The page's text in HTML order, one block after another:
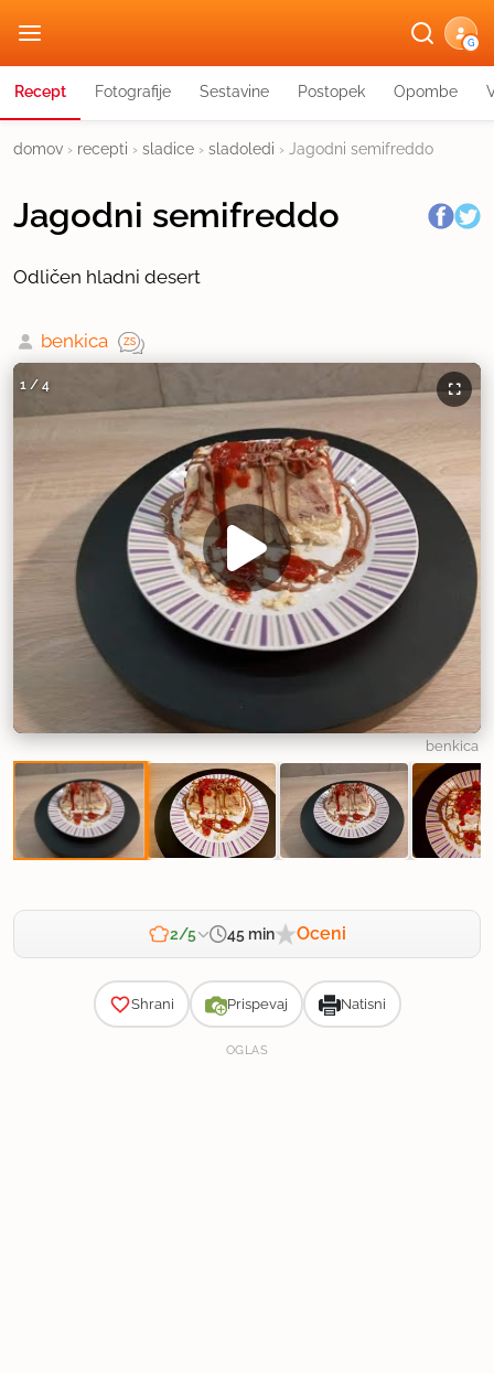
G
Recept Fotografije Sestavine Postopek Opombe
domov › recepti › sladice › sladoledi › Jagodni semifreddo
Jagodni semifreddo
Odličen hladni desert
benkica
1 / 4
benkica
2/5 45 min Oceni
Shrani Prispevaj Natisni
OGLAS